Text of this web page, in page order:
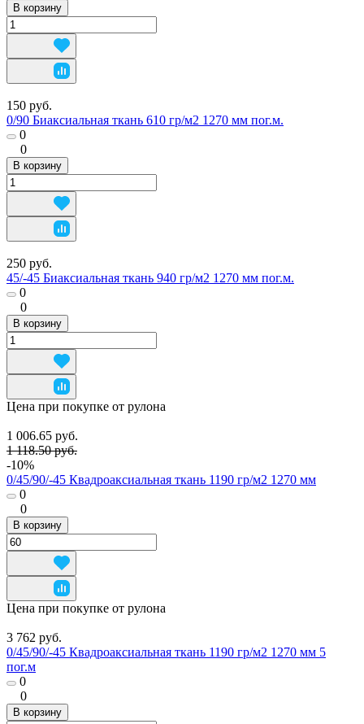
В корзину
150 руб.
0/90 Биаксиальная ткань 610 гр/м2 1270 мм пог.м.
0
0
В корзину
250 руб.
45/-45 Биаксиальная ткань 940 гр/м2 1270 мм пог.м.
0
0
В корзину
Цена при покупке от рулона
1 006.65 руб.
1 118.50 руб.
-10%
0/45/90/-45 Квадроаксиальная ткань 1190 гр/м2 1270 мм
0
0
В корзину
Цена при покупке от рулона
3 762 руб.
0/45/90/-45 Квадроаксиальная ткань 1190 гр/м2 1270 мм 5
пог.м
0
0
В корзину